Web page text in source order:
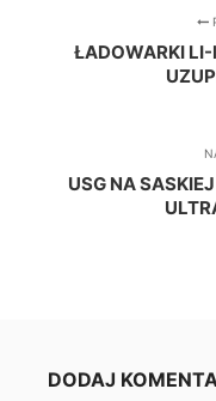
ŁADOWARKI LI-
USG NA
DODAJ